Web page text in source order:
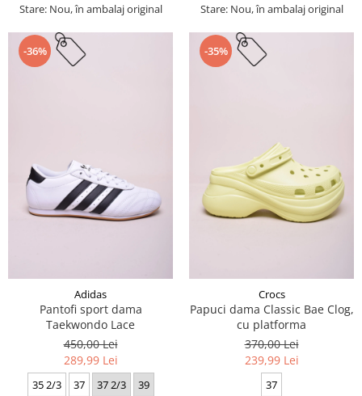
Stare: Nou, în ambalaj original Stare: Nou, în ambalaj original
-36%
Adidas
Pantofi sport dama
Taekwondo Lace
450,00 Lei
289,99 Lei
35 2/3 37 37 2/3
39
-35%
Crocs
Papuci dama Classic Bae Clog,
cu platforma
370,00 Lei
239,99 Lei
37